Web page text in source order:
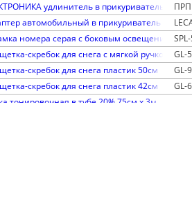
удлинитель в прикуриватель 0,5м
ПРП
автомобильный в прикуриватель 1 USB
номера серая с боковым освещением
скребок для снега с мягкой ручкой 65см
GL-
скребок для снега пластик 50см
GL-
скребок для снега пластик 42см
GL-
тонировочная в тубе 20% 75см х 3м